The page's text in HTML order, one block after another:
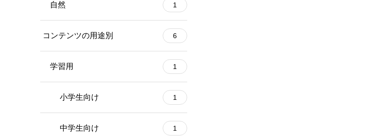
自然 1
コンテンツの用途別 6
学習用 1
小学生向け 1
中学生向け 1